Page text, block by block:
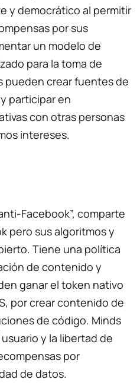
y democrático al permitir
por sus
un modelo de
para la toma de
pueden crear fuentes de
participar en
con otras personas
intereses.
Facebook”, comparte
pero sus algoritmos y
Tiene una política
de contenido y
ganar el token nativo
por crear contenido de
de código. Minds
y la libertad de
por
de datos.